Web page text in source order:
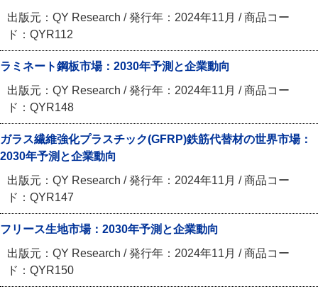
出版元：QY Research / 発行年：2024年11月 / 商品コー
ド：QYR112
ラミネート鋼板市場：2030年予測と企業動向
出版元：QY Research / 発行年：2024年11月 / 商品コー
ド：QYR148
ガラス繊維強化プラスチック(GFRP)鉄筋代替材の世界市場：
2030年予測と企業動向
出版元：QY Research / 発行年：2024年11月 / 商品コー
ド：QYR147
フリース生地市場：2030年予測と企業動向
出版元：QY Research / 発行年：2024年11月 / 商品コー
ド：QYR150